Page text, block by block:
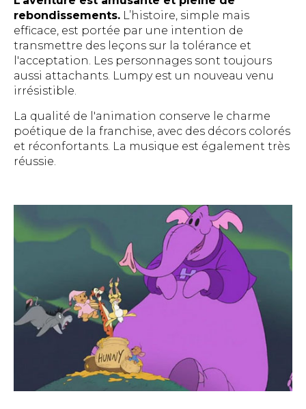
rebondissements. L’histoire, simple mais
efficace, est portée par une intention de
transmettre des leçons sur la tolérance et
l'acceptation. Les personnages sont toujours
aussi attachants. Lumpy est un nouveau venu
irrésistible.
La qualité de l'animation conserve le charme
poétique de la franchise, avec des décors colorés
et réconfortants. La musique est également très
réussie.